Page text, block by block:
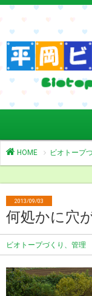
HOME ビオトープ
2013/09/03
何処かに穴
ビオトープづくり、管理